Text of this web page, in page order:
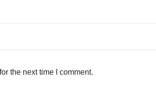
the next time I comment.